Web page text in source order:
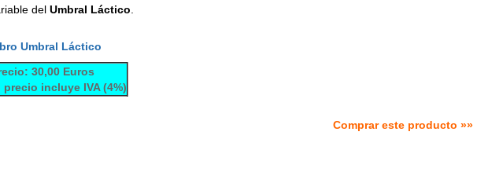
del Umbral Láctico
Umbral Láctico
30,00 Euros
precio incluye IVA (4%)
Comprar este producto »»